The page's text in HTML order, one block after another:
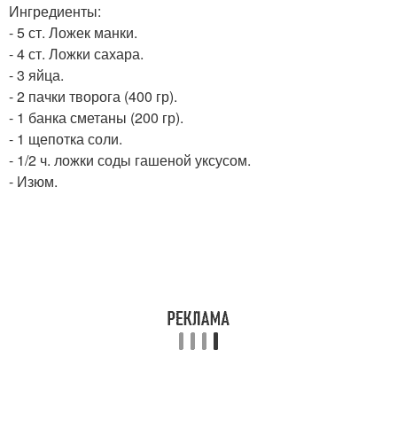
Ингредиенты:
- 5 ст. Ложек манки.
- 4 ст. Ложки сахара.
- 3 яйца.
- 2 пачки творога (400 гр).
- 1 банка сметаны (200 гр).
- 1 щепотка соли.
- 1/2 ч. ложки соды гашеной уксусом.
- Изюм.